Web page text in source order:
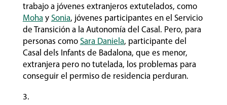
trabajo a jóvenes extranjeros extutelados, como
Mohay Sonia, jóvenes participantes en el Servicio
de Transición a la Autonomía del Casal. Pero, para
personas como Sara Daniela, participante del
Casal dels Infants de Badalona, que es menor,
extranjera pero no tutelada, los problemas para
conseguir el permiso de residencia perduran.